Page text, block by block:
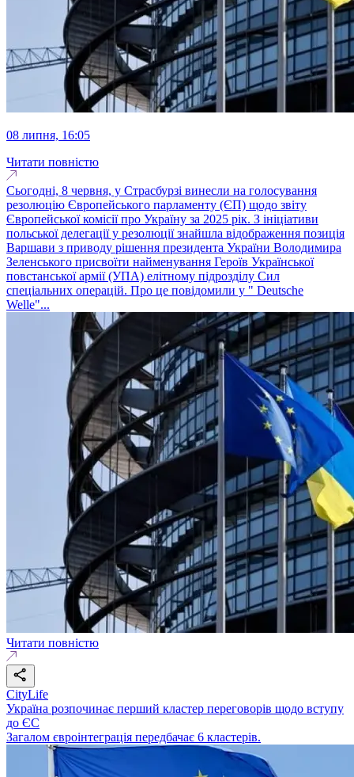
08 липня, 16:05
Читати повністю
Сьогодні, 8 червня, у Страсбурзі винесли на голосування
резолюцію Європейського парламенту (ЄП) щодо звіту
Європейської комісії про Україну за 2025 рік. З ініціативи
польської делегації у резолюції знайшла відображення позиція
Варшави з приводу рішення президента України Володимира
Зеленського присвоїти найменування Героїв Української
повстанської армії (УПА) елітному підрозділу Сил
спеціальних операцій. Про це повідомили у " Deutsche
Welle"...
Читати повністю
CityLife
Україна розпочинає перший кластер переговорів щодо вступу
до ЄС
Загалом євроінтеграція передбачає 6 кластерів.